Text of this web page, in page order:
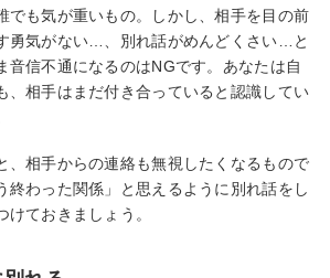
でも気が重いもの。しかし、相手を目の前
勇気がない…、別れ話がめんどくさい…と
音信不通になるのはNGです。あなたは自
、相手はまだ付き合っていると認識してい
、相手からの連絡も無視したくなるもので
終わった関係」と思えるように別れ話をし
ておきましょう。